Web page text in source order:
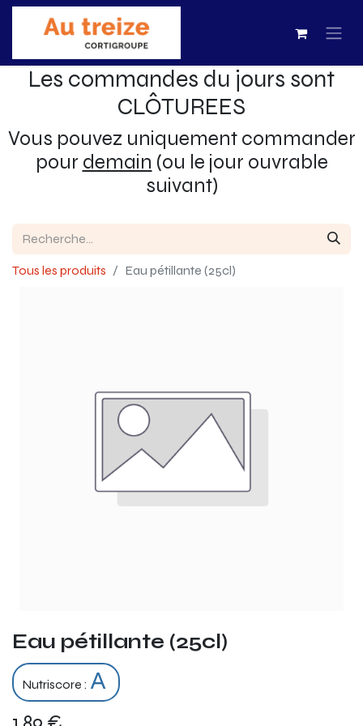
Les commandes du jours sont
CLÔTUREES
Vous pouvez uniquement commander
pour demain (ou le jour ouvrable
suivant)
Tous les produits Eau pétillante (25cl)
Eau pétillante (25cl)
Nutriscore : A